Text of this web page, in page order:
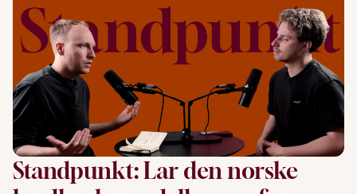
Standpunkt: Lar den norske